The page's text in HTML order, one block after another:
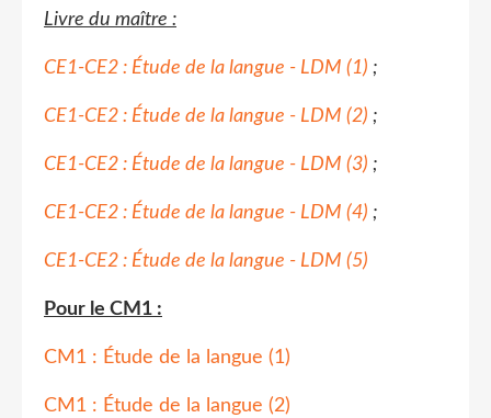
Livre du maître :
CE1-CE2 : Étude de la langue - LDM (1) ;
CE1-CE2 : Étude de la langue - LDM (2) ;
CE1-CE2 : Étude de la langue - LDM (3) ;
CE1-CE2 : Étude de la langue - LDM (4) ;
CE1-CE2 : Étude de la langue - LDM (5)
Pour le CM1 :
CM1 : Étude de la langue (1)
CM1 : Étude de la langue (2)